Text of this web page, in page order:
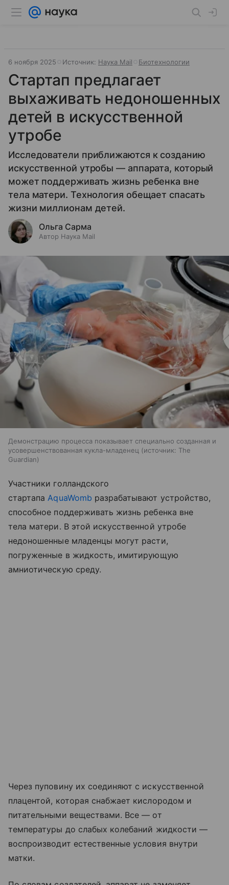
6 ноября 2025 Источник: Наука Mail Биотехнологии
Стартап предлагает
выхаживать недоношенных
детей в искусственной
утробе
Исследователи приближаются к созданию
искусственной утробы — аппарата, который
может поддерживать жизнь ребенка вне
тела матери. Технология обещает спасать
жизни миллионам детей.
Ольга Сарма
Автор Наука Mail
Демонстрацию процесса показывает специально созданная и
усовершенствованная кукла-младенец
источник: The
Guardian
Участники голландского
стартапа AquaWomb разрабатывают устройство,
способное поддерживать жизнь ребенка вне
тела матери. В этой искусственной утробе
недоношенные младенцы могут расти,
погруженные в жидкость, имитирующую
амниотическую среду.
Через пуповину их соединяют с искусственной
плацентой, которая снабжает кислородом и
питательными веществами. Все — от
температуры до слабых колебаний жидкости —
воспроизводит естественные условия внутри
матки.